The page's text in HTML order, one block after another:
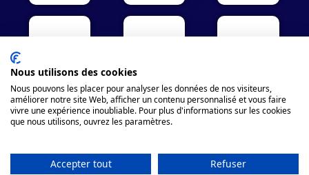
Nous utilisons des cookies
Nous pouvons les placer pour analyser les données de nos visiteurs,
améliorer notre site Web, afficher un contenu personnalisé et vous faire
vivre une expérience inoubliable. Pour plus d'informations sur les cookies
que nous utilisons, ouvrez les paramètres.
Accepter tout Refuser